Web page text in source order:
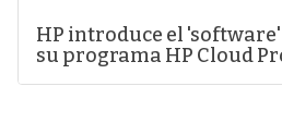
HP introduce el 'software'
su programa HP Cloud